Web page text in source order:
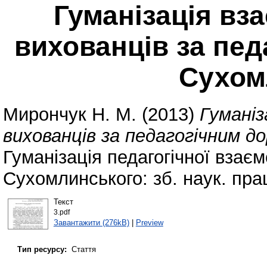
Гуманізація
вихованців за
Мирончук Н. М. (2013)
вихованців за педагогічним
Гуманізація педагогічної
Сухомлинського: зб. наук.
Текст
3.pdf
Завантажити (276kB)| Preview
Тип ресурсу: Стаття